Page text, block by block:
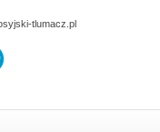
tlumacz.pl